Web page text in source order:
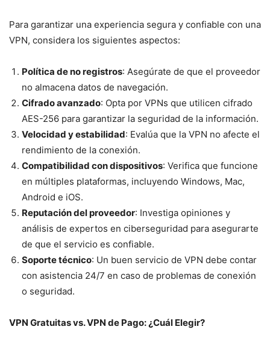
Para garantizar una experiencia segura y confiable con una
VPN, considera los siguientes aspectos:
Política de no registros: Asegúrate de que el proveedor
no almacena datos de navegación.
Cifrado avanzado: Opta por VPNs que utilicen cifrado
AES-256 para garantizar la seguridad de la información.
Velocidad y estabilidad: Evalúa que la VPN no afecte el
rendimiento de la conexión.
Compatibilidad con dispositivos: Verifica que funcione
en múltiples plataformas, incluyendo Windows, Mac,
Android e iOS.
Reputación del proveedor: Investiga opiniones y
análisis de expertos en ciberseguridad para asegurarte
de que el servicio es confiable.
Soporte técnico: Un buen servicio de VPN debe contar
con asistencia 24/7 en caso de problemas de conexión
o seguridad.
VPN Gratuitas vs. VPN de Pago: ¿Cuál Elegir?